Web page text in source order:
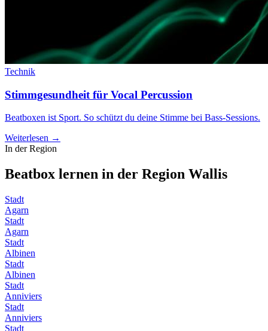
Technik
Stimmgesundheit für Vocal Percussion
Beatboxen ist Sport. So schützt du deine Stimme bei Bass-Sessions.
Weiterlesen →
In der Region
Beatbox lernen in der Region Wallis
Stadt
Agarn
Stadt
Agarn
Stadt
Albinen
Stadt
Albinen
Stadt
Anniviers
Stadt
Anniviers
Stadt